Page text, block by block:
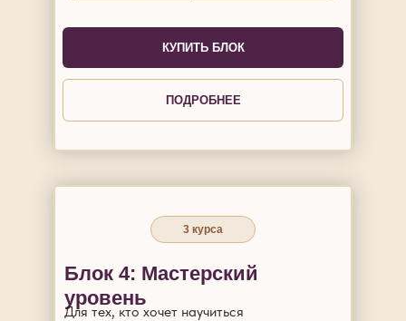
Блок 4: Мастерский
уровень
Для тех, кто хочет научиться
3 курса
КУПИТЬ БЛОК
ПОДРОБНЕЕ